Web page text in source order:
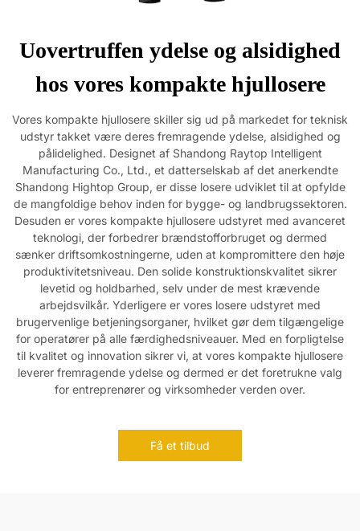
Uovertruffen ydelse og alsidighed
hos vores kompakte hjullosere
Vores kompakte hjullosere skiller sig ud på markedet for teknisk
udstyr takket være deres fremragende ydelse, alsidighed og
pålidelighed. Designet af Shandong Raytop Intelligent
Manufacturing Co., Ltd., et datterselskab af det anerkendte
Shandong Hightop Group, er disse losere udviklet til at opfylde
de mangfoldige behov inden for bygge- og landbrugssektoren.
Desuden er vores kompakte hjullosere udstyret med avanceret
teknologi, der forbedrer brændstofforbruget og dermed
sænker driftsomkostningerne, uden at kompromittere den høje
produktivitetsniveau. Den solide konstruktionskvalitet sikrer
levetid og holdbarhed, selv under de mest krævende
arbejdsvilkår. Yderligere er vores losere udstyret med
brugervenlige betjeningsorganer, hvilket gør dem tilgængelige
for operatører på alle færdighedsniveauer. Med en forpligtelse
til kvalitet og innovation sikrer vi, at vores kompakte hjullosere
leverer fremragende ydelse og dermed er det foretrukne valg
for entreprenører og virksomheder verden over.
Få et tilbud